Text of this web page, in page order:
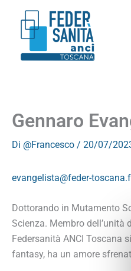
contenuto
contenuto
Gennaro
Di @Francesco / 20/07/
evangelista@feder-
Dottorando in Mutamento
Scienza. Membro dell’unità
Federsanità ANCI Toscana
fantasy, ha un amore